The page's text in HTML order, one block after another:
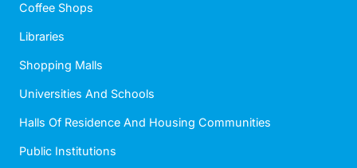
Coffee Shops
Libraries
Shopping Malls
Universities And Schools
Halls Of Residence And Housing Communities
Public Institutions